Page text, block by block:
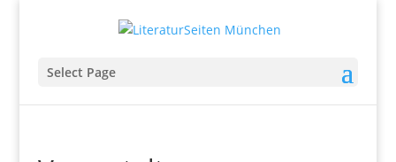
Select Page